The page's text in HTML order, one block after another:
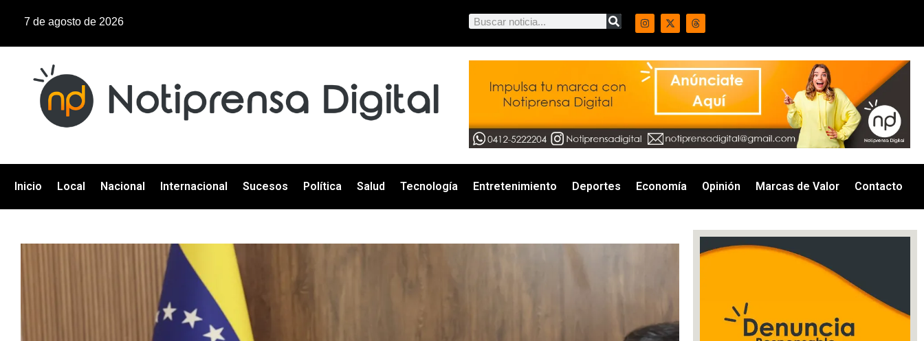
7 de agosto de 2026
Inicio Local Nacional Internacional Sucesos Política Salud Tecnología Entretenimiento Deportes Economía Opinión Marcas de Valor Contacto